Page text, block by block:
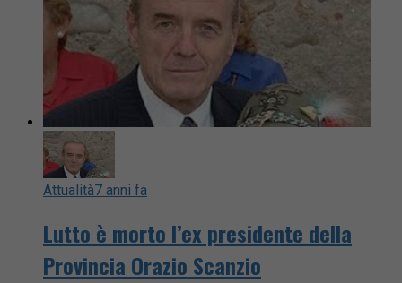
Attualità7 anni fa
Lutto è morto l’ex presidente della
Provincia Orazio Scanzio